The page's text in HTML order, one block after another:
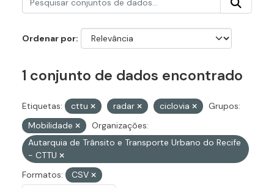
Ordenar por
1 conjunto de dados encontrado
Etiquetas: cttu radar ciclovia
Grupos:
Mobilidade
Organizações:
Autarquia de Trânsito e Transporte Urbano do Recife
- CTTU
Formatos:
CSV